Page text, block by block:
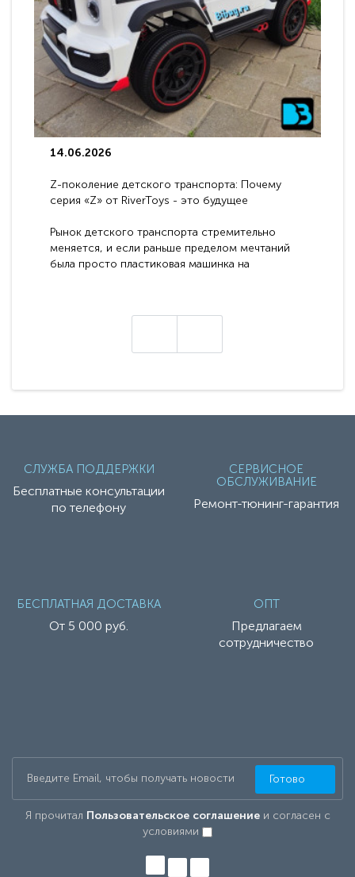
14.06.2026
Z-поколение детского транспорта: Почему
серия «Z» от RiverToys - это будущее
Рынок детского транспорта стремительно
меняется, и если раньше пределом мечтаний
была просто пластиковая машинка на
СЛУЖБА ПОДДЕРЖКИ
Бесплатные консультации
по телефону
СЕРВИСНОЕ
ОБСЛУЖИВАНИЕ
Ремонт-тюнинг-гарантия
БЕСПЛАТНАЯ ДОСТАВКА
От 5 000 руб.
ОПТ
Предлагаем
сотрудничество
Я прочитал Пользовательское соглашениеи согласен с
условиями
Готово